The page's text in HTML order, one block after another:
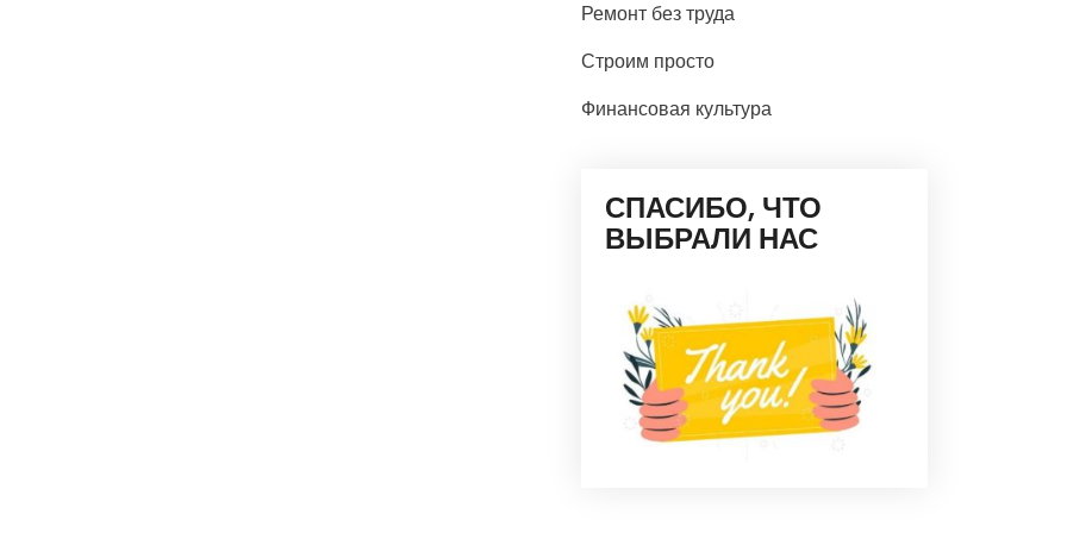
Ремонт без труда
Строим просто
Финансовая культура
СПАСИБО, ЧТО
ВЫБРАЛИ НАС